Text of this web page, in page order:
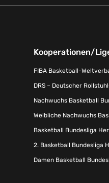
Kooperationen/
FIBA Basketball-
DRS – Deutscher
Nachwuchs Basketball
Weibliche Nachwuchs
Basketball Bundesliga
2. Basketball Bundesliga
Damen Basketball